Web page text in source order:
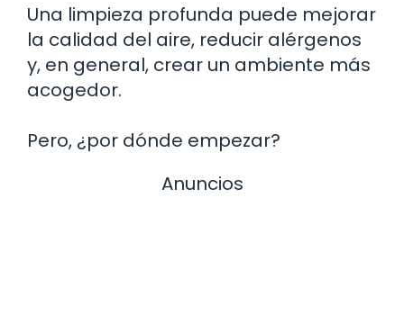
Una limpieza profunda puede mejorar
la calidad del aire, reducir alérgenos
y, en general, crear un ambiente más
acogedor.
Pero, ¿por dónde empezar?
Anuncios